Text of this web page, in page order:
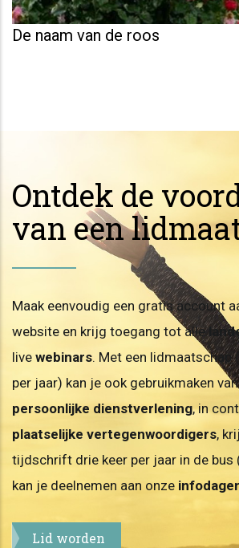
De naam van de roos
Ontdek de
van een
Maak eenvoudig een gratis account
website en krijg toegang tot alle
live webinars. Met een lidmaatschap
per jaar) kan je ook gebruikmaken
persoonlijke dienstverlening, in
plaatselijke vertegenwoordigers,
tijdschrift drie keer per jaar in de bus
kan je deelnemen aan onze
Lid worden